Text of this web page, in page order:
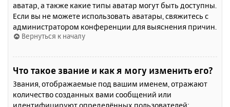
аватар, а также какие типы аватар могут быть доступны.
Если вы не можете использовать аватары, свяжитесь с
администратором конференции для выяснения причин.
Вернуться к началу
Что такое звание и как я могу изменить его?
Звания, отображаемые под вашим именем, отражают
количество созданных вами сообщений или
идентифицируют определённых пользователей: